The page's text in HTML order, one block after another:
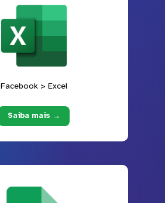
Facebook > Excel
Saiba mais →